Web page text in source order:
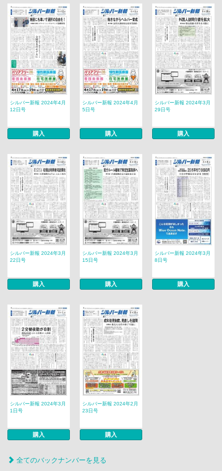
シルバー新報 2024年4月
12日号
購入
シルバー新報 2024年4月
5日号
購入
シルバー新報 2024年3月
29日号
購入
シルバー新報 2024年3月
22日号
購入
シルバー新報 2024年3月
15日号
購入
シルバー新報 2024年3月
8日号
購入
シルバー新報 2024年3月
1日号
購入
シルバー新報 2024年2月
23日号
購入
全てのバックナンバーを見る